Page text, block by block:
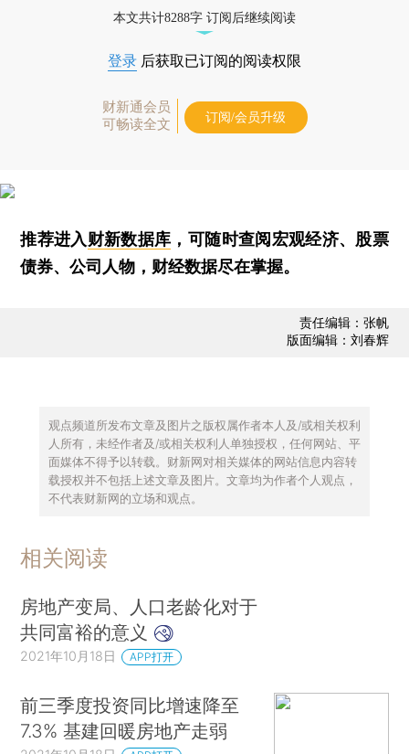
本文共计8288字 订阅后继续阅读
登录 后获取已订阅的阅读权限
财新通会员
可畅读全文
订阅/会员升级
推荐进入财新数据库 ，可随时查阅宏观经济、股票
债券、公司人物，财经数据尽在掌握。
责任编辑：张帆
版面编辑：刘春辉
观点频道所发布文章及图片之版权属作者本人及/或相关权利
人所有，未经作者及/或相关权利人单独授权，任何网站、平
面媒体不得予以转载。财新网对相关媒体的网站信息内容转
载授权并不包括上述文章及图片。文章均为作者个人观点，
不代表财新网的立场和观点。
相关阅读
房地产变局、人口老龄化对于
共同富裕的意义
2021年10月18日 APP打开
前三季度投资同比增速降至
7.3% 基建回暖房地产走弱